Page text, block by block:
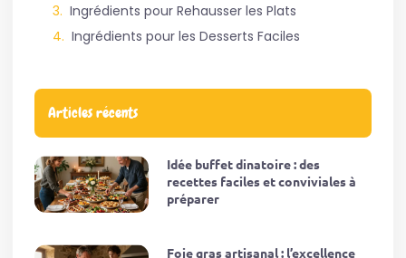
Ingrédients pour Rehausser les Plats
Ingrédients pour les Desserts Faciles
Articles récents
Idée buffet dinatoire : des
recettes faciles et conviviales à
préparer
Foie gras artisanal : l’excellence